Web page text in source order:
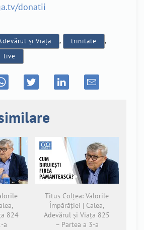
donatii
și Viața , trinitate ,
live
824
a
Titus Colțea: Valorile
Împărăției | Calea,
Adevărul și Viața 825
– Partea a 3-a